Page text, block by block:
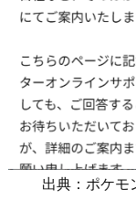
出典：ポケモ